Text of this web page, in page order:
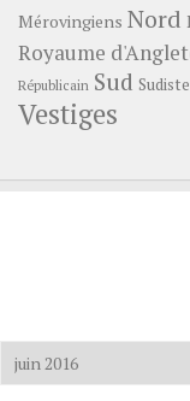
Mérovingiens Nord
Royaume
Républicain Sud
Vestiges
Archives